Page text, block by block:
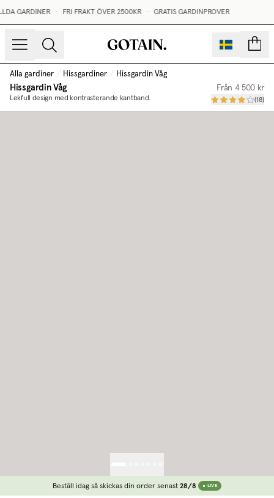
GARDINER FRI FRAKT ÖVER 2500KR GRATIS GARDINPROVER
Alla gardiner / Hissgardiner / Hissgardin Våg
Hissgardin Våg
Lekfull design med kontrasterande kantband.
Från 4 500 kr
(18)
Beställ idag så skickas din order senast 28/8 LIVE